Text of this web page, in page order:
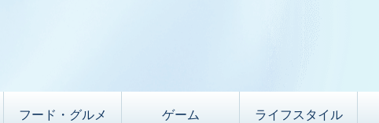
フード・グルメ ゲーム ライフスタイル